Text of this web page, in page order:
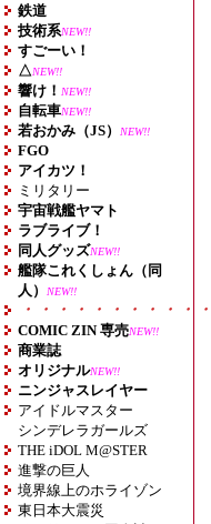
鉄道
技術系NEW!!
すごーい！
△NEW!!
響け！ NEW!!
自転車NEW!!
若おかみ（JS） NEW!!
FGO
アイカツ！
ミリタリー
宇宙戦艦ヤマト
ラブライブ！
同人グッズNEW!!
艦隊これくしょん（同
人）
NEW!!
・・・・・・・・・・
COMIC ZIN 専売NEW!!
商業誌
オリジナルNEW!!
ニンジャスレイヤー
アイドルマスター
シンデレラガールズ
THE iDOL M@STER
進撃の巨人
境界線上のホライゾン
東日本大震災